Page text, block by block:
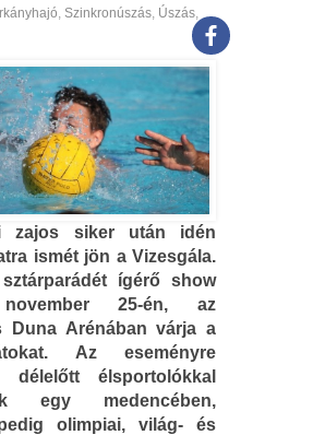
, Szinkronúszás, Úszás,
zajos siker után idén
ismét jön a Vizesgála.
ígérő show
25-én, az
Duna Arénában várja a
Az eseményre
délelőtt élsportolókkal
egy medencében,
olimpiai, világ- és